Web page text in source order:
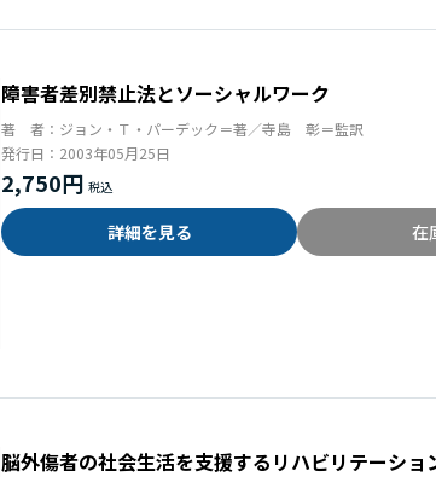
障害者差別禁止法とソーシャルワーク
著 者： ジョン・Ｔ・パーデック＝著／寺島 彰＝監訳
発行日： 2003年05月25日
2,750円
詳細を見る 在
脳外傷者の社会生活を支援するリハビリテーシ